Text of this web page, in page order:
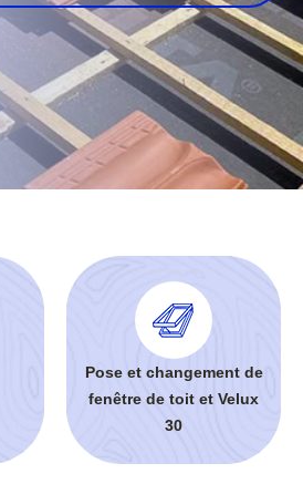
Pose et changement de
fenêtre de toit et Velux
30